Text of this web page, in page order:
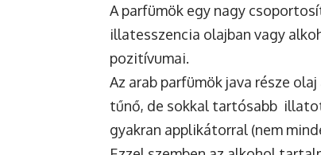
A parfümök egy nagy
illatesszencia olajban vagy
pozitívumai.
Az arab parfümök java része
tűnő, de sokkal tartósabb
gyakran applikátorral (nem